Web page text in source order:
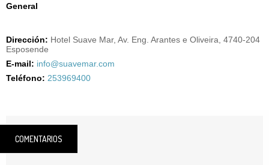
General
Dirección: Hotel Suave Mar, Av. Eng. Arantes e Oliveira, 4740-204
Esposende
E-mail: info@suavemar.com
Teléfono: 253969400
COMENTARIOS